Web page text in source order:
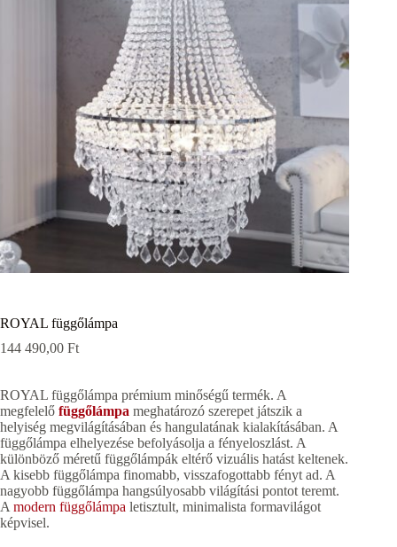
ROYAL függőlámpa
144 490,00 Ft
ROYAL függőlámpa prémium minőségű termék. A
megfelelő függőlámpa meghatározó szerepet játszik a
helyiség megvilágításában és hangulatának kialakításában. A
függőlámpa elhelyezése befolyásolja a fényeloszlást. A
különböző méretű függőlámpák eltérő vizuális hatást keltenek.
A kisebb függőlámpa finomabb, visszafogottabb fényt ad. A
nagyobb függőlámpa hangsúlyosabb világítási pontot teremt.
A modern függőlámpa letisztult, minimalista formavilágot
képvisel.